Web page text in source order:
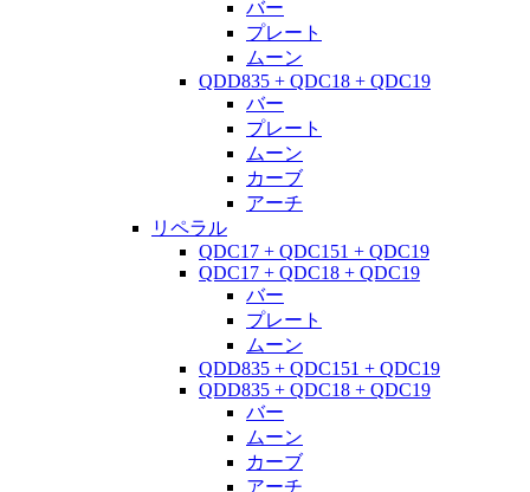
バー
プレート
ムーン
QDD835 + QDC18 + QDC19
バー
プレート
ムーン
カーブ
アーチ
リペラル
QDC17 + QDC151 + QDC19
QDC17 + QDC18 + QDC19
バー
プレート
ムーン
QDD835 + QDC151 + QDC19
QDD835 + QDC18 + QDC19
バー
ムーン
カーブ
アーチ